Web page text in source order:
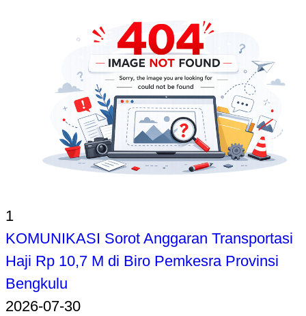
1
KOMUNIKASI Sorot Anggaran Transportasi
Haji Rp 10,7 M di Biro Pemkesra Provinsi
Bengkulu
2026-07-30